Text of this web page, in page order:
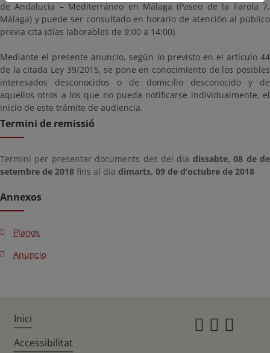
de Andalucía – Mediterráneo en Málaga (Paseo de la Farola 7,
Málaga) y puede ser consultado en horario de atención al público
previa cita (días laborables de 9:00 a 14:00).
Mediante el presente anuncio, según lo previsto en el artículo 44
de la citada Ley 39/2015, se pone en conocimiento de los posibles
interesados desconocidos o de domicilio desconocido y de
aquellos otros a los que no pueda notificarse individualmente, el
inicio de este trámite de audiencia.
Termini de remissió
Termini per presentar documents des del dia dissabte, 08 de de
setembre de 2018 fins al dia dimarts, 09 de d’octubre de 2018
Annexos
Planos
Anuncio
Inici
Accessibilitat